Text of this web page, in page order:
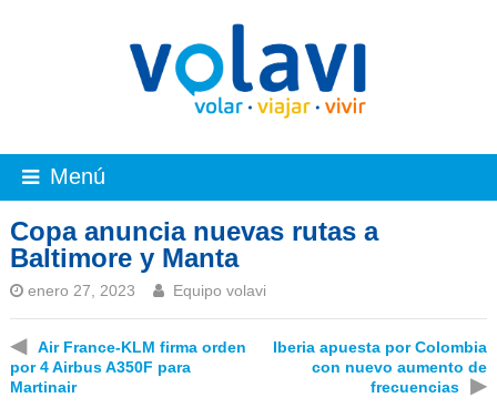
Menú
Copa anuncia nuevas rutas a
Baltimore y Manta
enero 27, 2023 Equipo volavi
◀
Air France-KLM firma orden
por 4 Airbus A350F para
Martinair
Iberia apuesta por Colombia
con nuevo aumento de
frecuencias
▶